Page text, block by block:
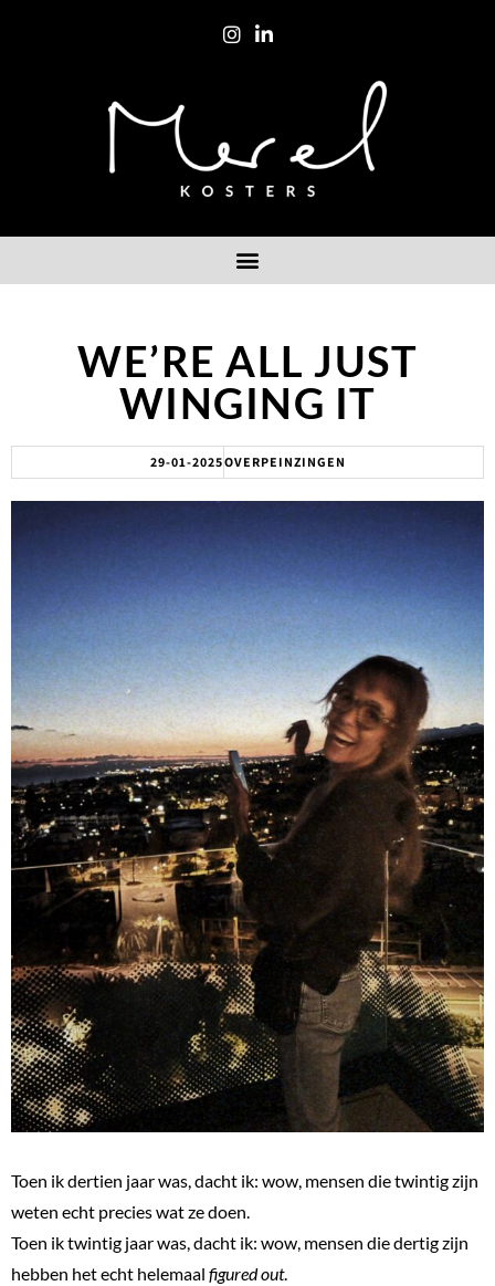
WE’RE ALL JUST
WINGING IT
29-01-2025OVERPEINZINGEN
Toen ik dertien jaar was, dacht ik: wow, mensen die twintig zijn
weten echt precies wat ze doen.
Toen ik twintig jaar was, dacht ik: wow, mensen die dertig zijn
hebben het echt helemaal figured out.